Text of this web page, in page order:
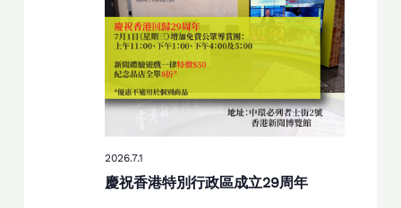
慶祝香港特別行政區成立29周年
2026.7.1